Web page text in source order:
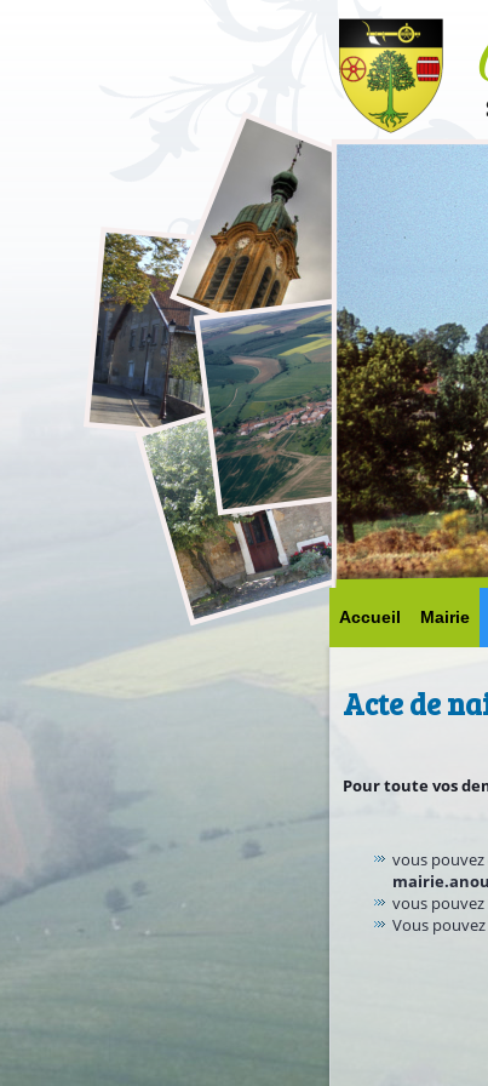
Accueil Mairie
Acte de
Pour toute vos
vous pouvez
vous
Vous